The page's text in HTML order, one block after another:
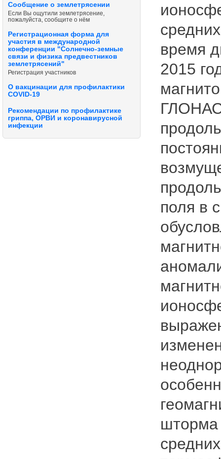
Сообщение о землетрясении
Если Вы ощутили землетрясение,
пожалуйста, сообщите о нём
Регистрационная форма для
участия в международной
конференции "Солнечно-земные
связи и физика предвестников
землетрясений"
Регистрация участников
О вакцинации для профилактики
COVID-19
Рекомендации по профилактике
гриппа, ОРВИ и коронавирусной
инфекции
время
2015
поля в
шторма